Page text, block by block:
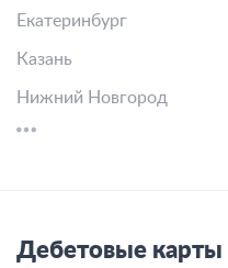
Екатеринбург
Казань
Нижний Новгород